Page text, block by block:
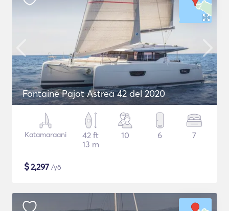
Fontaine Pajot Astrea 42 del 2020
Katamaraani
42 ft
13 m
10 6 7
$2,297 /yö